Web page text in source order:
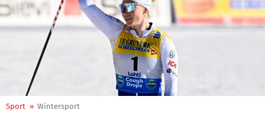
Sport » Wintersport